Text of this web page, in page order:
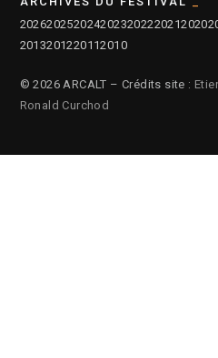
2026202520242023202220212020
2013201220112010
© 2026 ARCALT – Crédits site :
Ronald Curchod